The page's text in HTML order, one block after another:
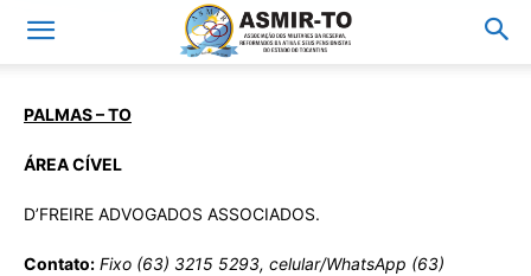
PALMAS – TO
ÁREA CÍVEL
D’FREIRE ADVOGADOS ASSOCIADOS.
Contato: Fixo (63) 3215 5293, celular/WhatsApp (63)